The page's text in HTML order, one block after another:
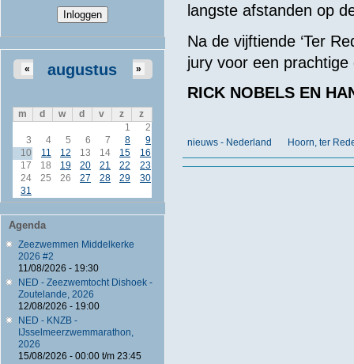
augustus
« »
m d w d v z
z
1
2
3
4 5 6 7 8
9
10
11 12 13 14 15
16
17
18 19 20 21 22
23
24
25 26 27 28 29
30
31
Agenda
Zeezwemmen Middelkerke
2026 #2
11/08/2026 - 19:30
NED - Zeezwemtocht Dishoek -
Zoutelande, 2026
12/08/2026 - 19:00
NED - KNZB -
IJsselmeerzwemmarathon,
2026
15/08/2026 - 00:00t/m 23:45
langste afstanden op
Na de vijftiende ‘Ter
jury voor een prachtige
RICK NOBELS EN
nieuws - Nederland Hoorn, ter